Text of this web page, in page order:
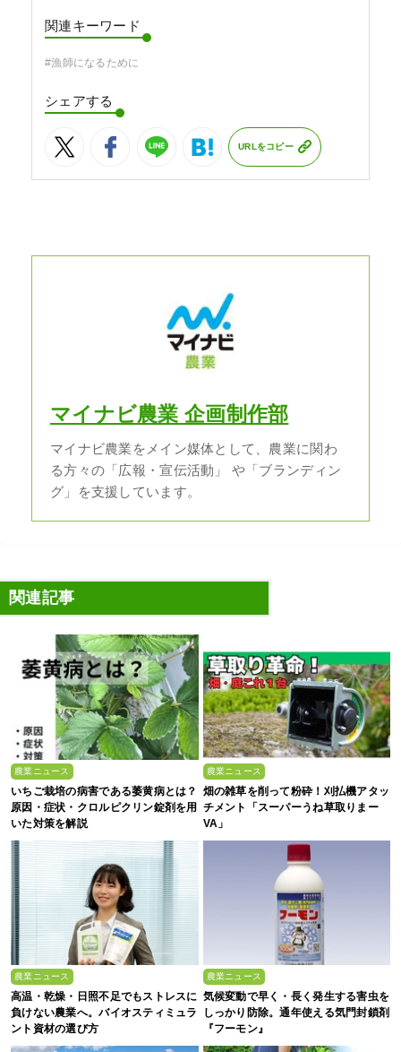
関連キーワード
#漁師になるために
シェアする
URLをコピー
マイナビ農業 企画制作部
マイナビ農業をメイン媒体として、農業に関わ
る方々の「広報・宣伝活動」 や「ブランディン
グ」を支援しています。
関連記事
農業ニュース
いちご栽培の病害である萎黄病とは？
原因・症状・クロルピクリン錠剤を用
いた対策を解説
農業ニュース
畑の雑草を削って粉砕！刈払機アタッ
チメント「スーパーうね草取りまー
VA」
農業ニュース
高温・乾燥・日照不足でもストレスに
負けない農業へ。バイオスティミュラ
ント資材の選び方
農業ニュース
気候変動で早く・長く発生する害虫を
しっかり防除。通年使える気門封鎖剤
『フーモン』